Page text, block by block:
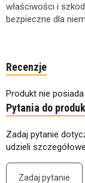
właściwości i
bezpieczne dla
Recenzje
Produkt nie
Pytania do
Zadaj pytanie
udzieli
Zadaj pytanie